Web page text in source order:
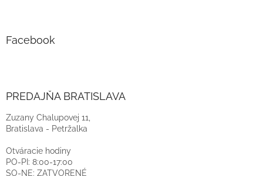
Facebook
PREDAJŇA BRATISLAVA
Zuzany Chalupovej 11,
Bratislava - Petržalka
Otváracie hodiny
PO-PI: 8:00-17:00
SO-NE: ZATVORENÉ